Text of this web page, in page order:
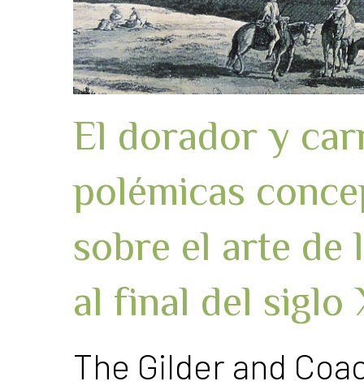
El dorador y
polémicas
sobre el arte de
al final del siglo
The Gilder and